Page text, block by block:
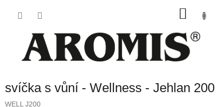
svíčka s vůní - Wellness - Jehlan 200
WELL J200